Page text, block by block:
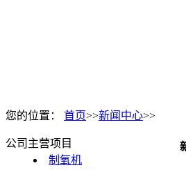
您的位置： 首页>>新闻中心>>
公司主营项目
制氧机